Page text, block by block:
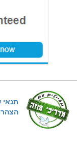
תנאי